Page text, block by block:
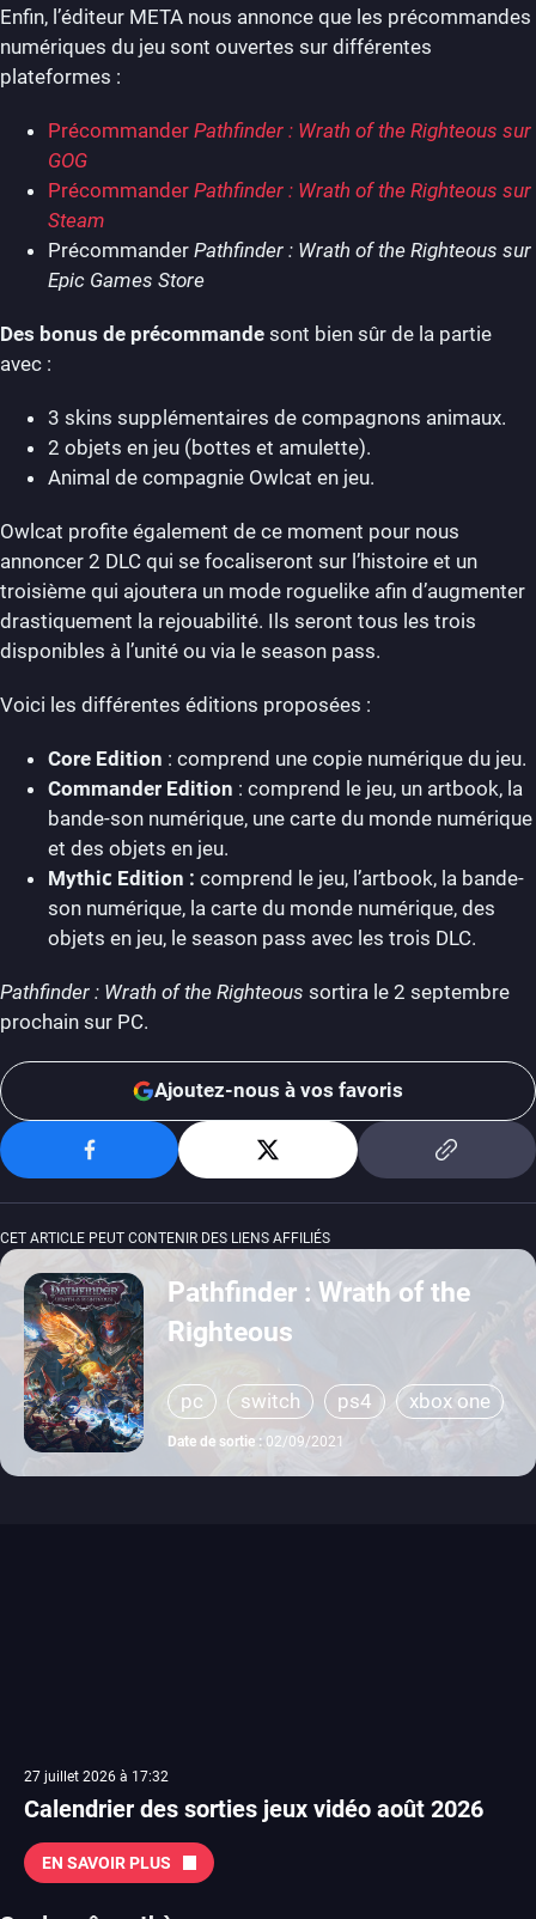
Enfin, l’éditeur META nous annonce que les précommandes
numériques du jeu sont ouvertes sur différentes
plateformes :
Précommander Pathfinder : Wrath of the Righteous sur
GOG
Précommander Pathfinder : Wrath of the Righteous sur
Steam
Précommander Pathfinder : Wrath of the Righteous sur
Epic Games Store
Des bonus de précommande sont bien sûr de la partie
avec :
3 skins supplémentaires de compagnons animaux.
2 objets en jeu (bottes et amulette).
Animal de compagnie Owlcat en jeu.
Owlcat profite également de ce moment pour nous
annoncer 2 DLC qui se focaliseront sur l’histoire et un
troisième qui ajoutera un mode roguelike afin d’augmenter
drastiquement la rejouabilité. Ils seront tous les trois
disponibles à l’unité ou via le season pass.
Voici les différentes éditions proposées :
Core Edition : comprend une copie numérique du jeu.
Commander Edition : comprend le jeu, un artbook, la
bande-son numérique, une carte du monde numérique
et des objets en jeu.
Mythiс Edition : comprend le jeu, l’artbook, la bande-
son numérique, la carte du monde numérique, des
objets en jeu, le season pass avec les trois DLC.
Pathfinder : Wrath of the Righteous sortira le 2 septembre
prochain sur PC.
Ajoutez-nous à vos favoris
CET ARTICLE PEUT CONTENIR DES LIENS AFFILIÉS
Pathfinder : Wrath of the
Righteous
pc switch ps4 xbox one
Date de sortie : 02/09/2021
27 juillet 2026 à 17:32
Calendrier des sorties jeux vidéo août 2026
EN SAVOIR PLUS